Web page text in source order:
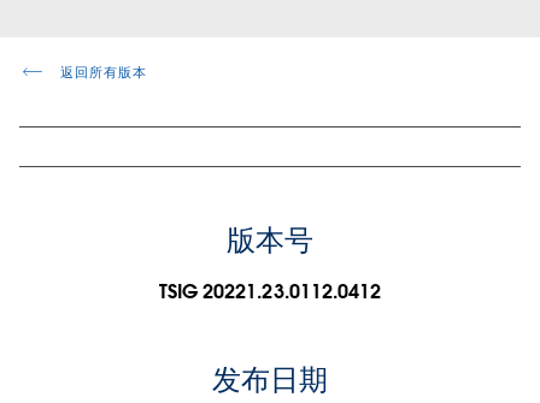
返回所有版本
版本号
TSIG 20221.23.0112.0412
发布日期